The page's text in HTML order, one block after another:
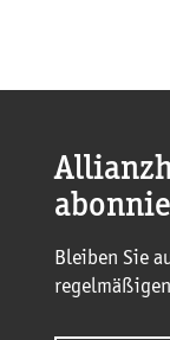
Bleiben Sie